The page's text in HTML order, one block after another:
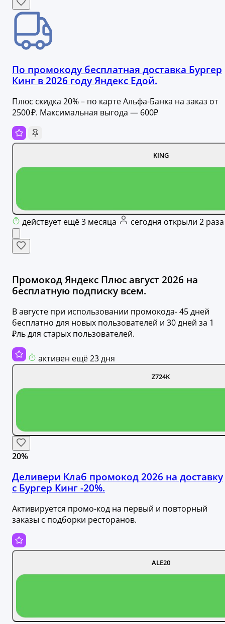
По промокоду бесплатная доставка Бургер
Кинг в 2026 году Яндекс Едой.
Плюс скидка 20% – по карте Альфа-Банка на заказ от
2500 ₽. Максимальная выгода — 600₽
KING
действует ещё 3 месяца сегодня открыли 2 раза
Промокод Яндекс Плюс август 2026 на
бесплатную подписку всем.
В августе при использовании промокода- 45 дней
бесплатно для новых пользователей и 30 дней за 1
₽ль для старых пользователей.
активен ещё 23 дня
Z724K
20%
Деливери Клаб промокод 2026 на доставку
с Бургер Кинг -20%.
Активируется промо-код на первый и повторный
заказы с подборки ресторанов.
ALE20